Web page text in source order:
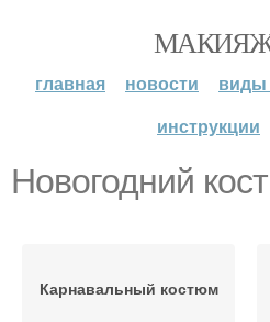
МАКИЯЖ
главная новости виды
инструкции
Новогодний
Карнавальный костюм